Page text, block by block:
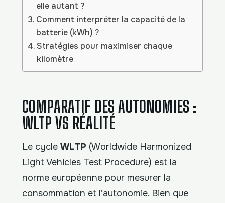
elle autant ?
Comment interpréter la capacité de la
batterie (kWh) ?
Stratégies pour maximiser chaque
kilomètre
COMPARATIF DES AUTONOMIES :
WLTP VS RÉALITÉ
Le cycle WLTP (Worldwide Harmonized
Light Vehicles Test Procedure) est la
norme européenne pour mesurer la
consommation et l’autonomie. Bien que